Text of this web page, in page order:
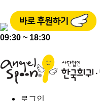
09:30 ~ 18:30
로그인